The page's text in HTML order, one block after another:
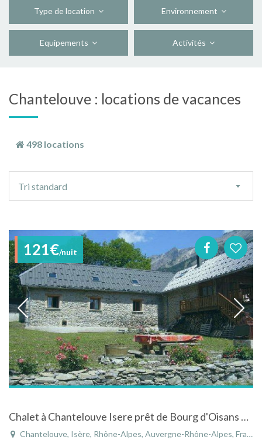
Type de location Environnement
Equipements Activités
Chantelouve : locations de vacances
498 locations
tri
Tri standard
121€/nuit
Chalet à Chantelouve Isere prêt de Bourg d'Oisans Alpes d'Huez Les Deux Alpes
Chantelouve, Isère, Rhône-Alpes, Auvergne-Rhône-Alpes, France